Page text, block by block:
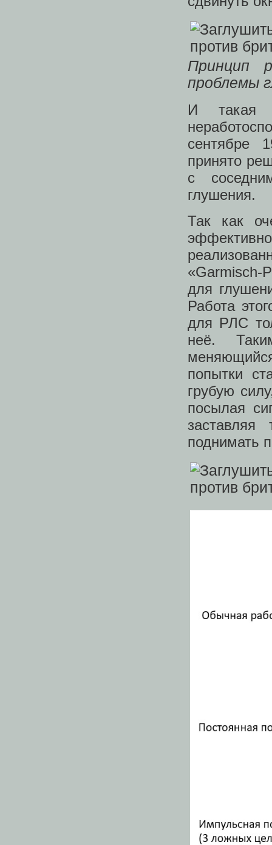
Принцип
проблемы
И такая
сентябре
принято
с
глушения.
Так как
«Garmisch-
для
Работа
для РЛС
неё.
попытки
грубую
посылая
поднимать